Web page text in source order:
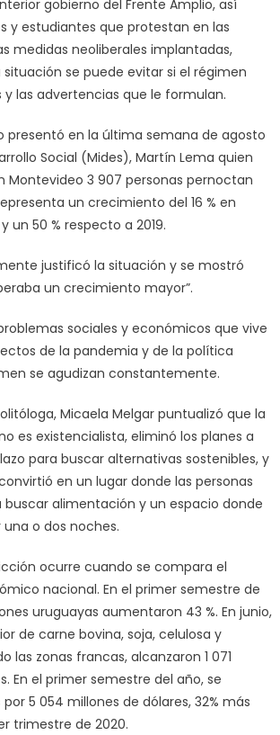
gobierno del Frente Amplio, así
y estudiantes que protestan en las
medidas neoliberales implantadas,
se puede evitar si el régimen
las advertencias que le formulan.
presentó en la última semana de agosto
Social (Mides), Martín Lema quien
Montevideo 3 907 personas pernoctan
un crecimiento del 16 % en
un 50 % respecto a 2019.
justificó la situación y se mostró
un crecimiento mayor”.
sociales y económicos que vive
de la pandemia y de la política
se agudizan constantemente.
Micaela Melgar puntualizó que la
es existencialista, eliminó los planes a
para buscar alternativas sostenibles, y
en un lugar donde las personas
buscar alimentación y un espacio donde
o dos noches.
ocurre cuando se compara el
nacional. En el primer semestre de
uruguayas aumentaron 43 %. En junio,
de carne bovina, soja, celulosa y
las zonas francas, alcanzaron 1 071
En el primer semestre del año, se
5 054 millones de dólares, 32% más
trimestre de 2020.